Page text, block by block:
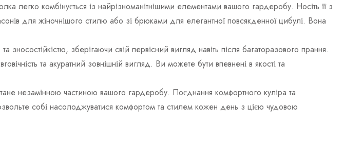
легко комбінується із найрізноманітнішими елементами вашого гардеробу. Носіть її з
для жіночнішого стилю або зі брюками для елегантної повсякденної цибулі. Вона
зносостійкістю, зберігаючи свій первісний вигляд навіть після багаторазового прання.
та акуратний зовнішній вигляд. Ви можете бути впевнені в якості та
незамінною частиною вашого гардеробу. Поєднання комфортного куліра та
собі насолоджуватися комфортом та стилем кожен день з цією чудовою